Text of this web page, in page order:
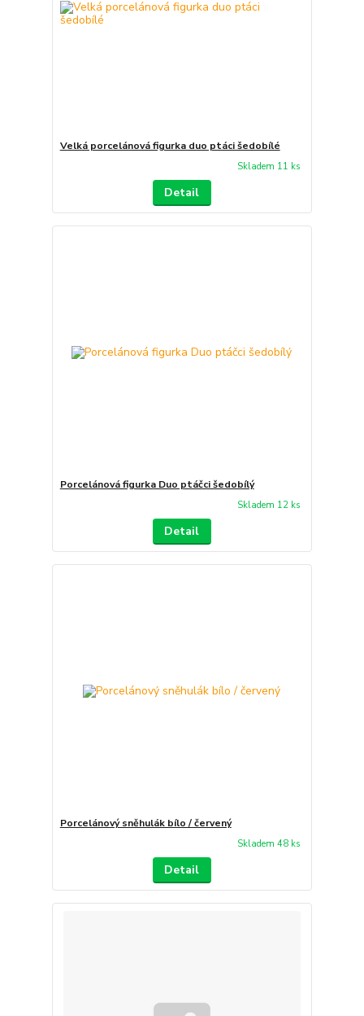
Velká porcelánová figurka duo ptáci šedobílé
Skladem 11 ks
Detail
Porcelánová figurka Duo ptáčci šedobílý
Skladem 12 ks
Detail
Porcelánový sněhulák bílo / červený
Skladem 48 ks
Detail